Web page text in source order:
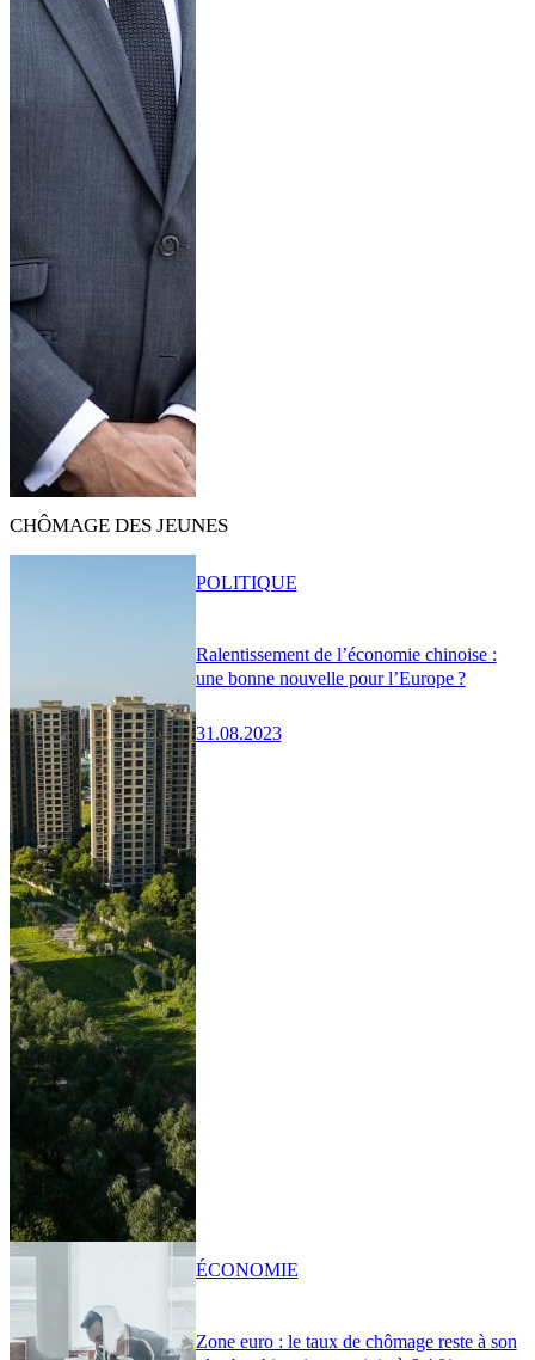
CHÔMAGE DES JEUNES
Ralentissement de l’économie chinoise :
une bonne nouvelle pour l’Europe ?
31.08.2023
POLITIQUE
Zone euro : le taux de chômage reste à son
ÉCONOMIE